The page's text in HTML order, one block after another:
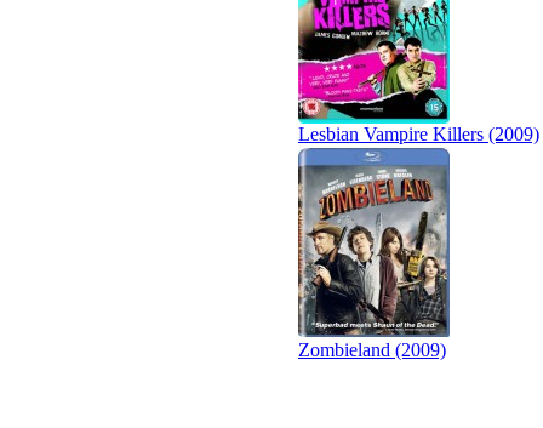
Lesbian Vampire Killers (2009)
Zombieland (2009)